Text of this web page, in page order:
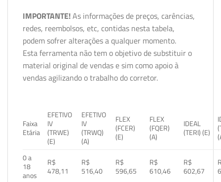
IMPORTANTE!As informações de preços, carências,
redes, reembolsos, etc, contidas nesta tabela,
podem sofrer alterações a qualquer momento.
Esta ferramenta não tem o objetivo de substituir o
material original de vendas e sim como apoio à
vendas agilizando o trabalho do corretor.
Faixa
Etária
EFETIVO
IV
(TRWE)
(E)
EFETIVO
IV
(TRWQ)
(A)
FLEX
(FCER)
(E)
FLEX
(FQER)
(A)
IDEAL
(TERI) (E)
0 a
18
anos
R$
478,11
R$
516,40
R$
596,65
R$
610,46
R$
602,67